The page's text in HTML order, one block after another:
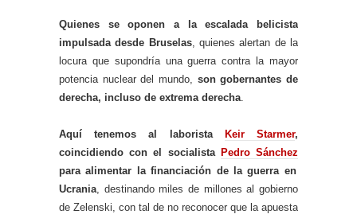
Quienes se oponen a la escalada belicista
impulsada desde Bruselas, quienes alertan de la
locura que supondría una guerra contra la mayor
potencia nuclear del mundo, son gobernantes de
derecha, incluso de extrema derecha.
Aquí tenemos al laborista Keir Starmer,
coincidiendo con el socialista Pedro Sánchez
para alimentar la financiación de la guerra en
Ucrania, destinando miles de millones al gobierno
de Zelenski, con tal de no reconocer que la apuesta